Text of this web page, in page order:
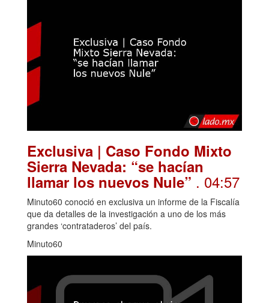
Exclusiva | Caso Fondo Mixto
Sierra Nevada: “se hacían
llamar los nuevos Nule” . 04:57
Minuto60 conoció en exclusiva un informe de la Fiscalía
que da detalles de la investigación a uno de los más
grandes ‘contrataderos’ del país.
Minuto60